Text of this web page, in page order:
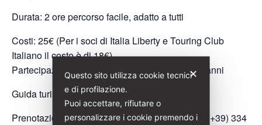
Durata: 2 ore percorso facile, adatto a tutti
Costi: 25€ (Per i soci di Italia Liberty e Touring Club
Italiano il costo è di 18€)
Partecipazione gratuita per ragazzi/e sotto i 10 anni
Guida turistica abilitata: Saura Argenziano
Prenotazioni:sauraargenziano@italialiberty.it
| (+39) 334
✕
Questo sito utilizza cookie tecnici
e di profilazione.
Puoi accettare, rifiutare o
personalizzare i cookie premendo i